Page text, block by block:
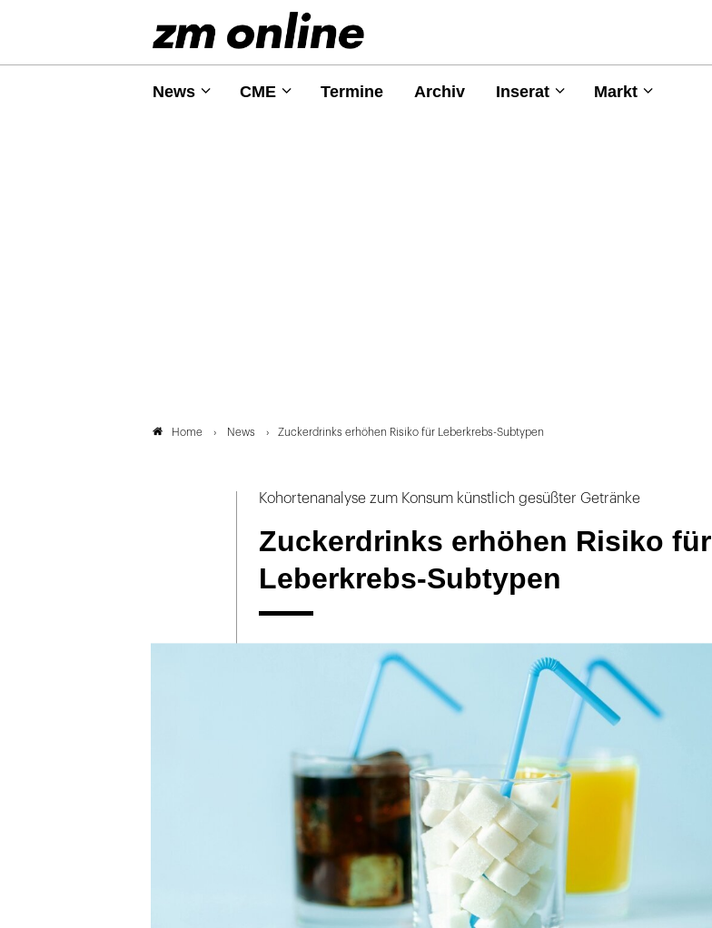
News CME Termine Archiv Inserat Markt
Home News Zuckerdrinks erhöhen Risiko für Leberkrebs-Subtypen
Kohortenanalyse zum Konsum künstlich gesüßter Getränke
Zuckerdrinks erhöhen Risiko für
Leberkrebs-Subtypen